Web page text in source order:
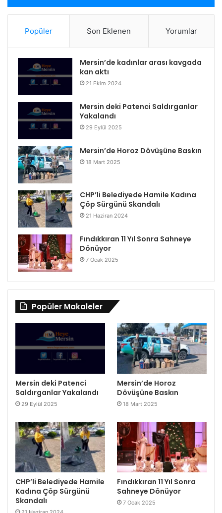
Popüler Son Eklenen Yorumlar
Mersin’de kadınlar arası kavgada
kan aktı
21 Ekim 2024
Mersin deki Patenci Saldırganlar
Yakalandı
29 Eylül 2025
Mersin’de Horoz Dövüşüne Baskın
18 Mart 2025
CHP’li Belediyede Hamile Kadına
Çöp Sürgünü Skandalı
21 Haziran 2024
Fındıkkıran 11 Yıl Sonra Sahneye
Dönüyor
7 Ocak 2025
Popüler Makaleler
Mersin deki Patenci
Saldırganlar Yakalandı
29 Eylül 2025
Mersin’de Horoz
Dövüşüne Baskın
18 Mart 2025
CHP’li Belediyede Hamile
Kadına Çöp Sürgünü
Skandalı
Fındıkkıran 11 Yıl Sonra
Sahneye Dönüyor
7 Ocak 2025